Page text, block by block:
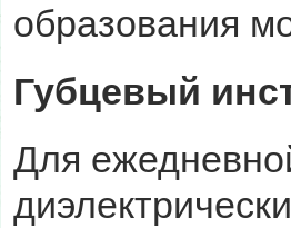
образования
Губцевый
Для